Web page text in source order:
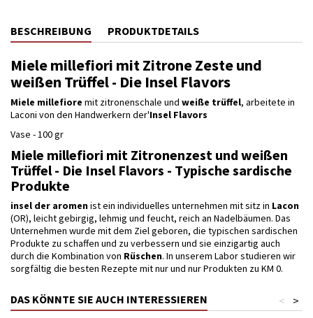
BESCHREIBUNG PRODUKTDETAILS
Miele millefiori mit Zitrone Zeste und
weißen Trüffel - Die Insel Flavors
Miele millefiore mit zitronenschale und weiße trüffel, arbeitete in
Laconi von den Handwerkern der'Insel Flavors
Vase - 100 gr
Miele millefiori mit Zitronenzest und weißen
Trüffel - Die Insel Flavors - Typische sardische
Produkte
insel der aromenist ein individuelles unternehmen mit sitz in Lacon
(OR), leicht gebirgig, lehmig und feucht, reich an Nadelbäumen. Das
Unternehmen wurde mit dem Ziel geboren, die typischen sardischen
Produkte zu schaffen und zu verbessern und sie einzigartig auch
durch die Kombination von Rüschen. In unserem Labor studieren wir
sorgfältig die besten Rezepte mit nur und nur Produkten zu KM 0.
DAS KÖNNTE SIE AUCH INTERESSIEREN >
<